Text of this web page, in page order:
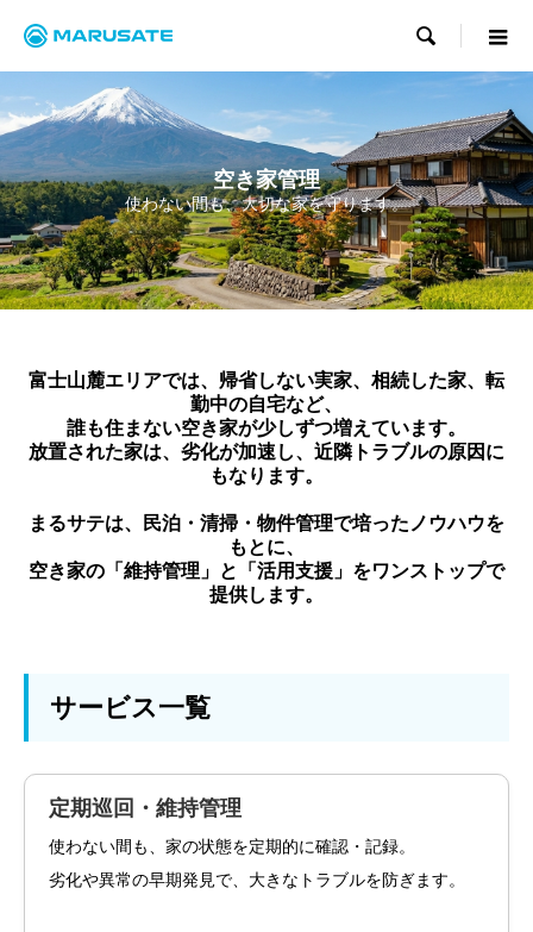

空き家管理
使わない間も、大切な家を守ります。
富士山麓エリアでは、帰省しない実家、相続した家、転
勤中の自宅など、
誰も住まない空き家が少しずつ増えています。
放置された家は、劣化が加速し、近隣トラブルの原因に
もなります。
まるサテは、民泊・清掃・物件管理で培ったノウハウを
もとに、
空き家の「維持管理」と「活用支援」をワンストップで
提供します。
サービス一覧
定期巡回・維持管理
使わない間も、家の状態を定期的に確認・記録。
劣化や異常の早期発見で、大きなトラブルを防ぎます。